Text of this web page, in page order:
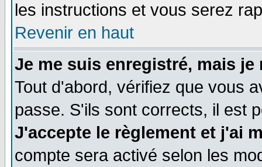
les instructions et vous serez
Revenir en haut
Je me suis enregistré, mais
Tout d'abord, vérifiez que vous
passe. S'ils sont corrects, il est
J'accepte le règlement et j'ai
compte sera activé selon les